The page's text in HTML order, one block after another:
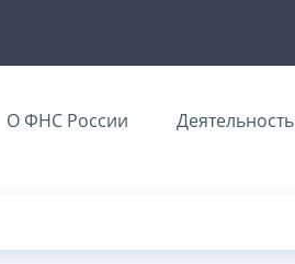
О ФНС России Деятельность